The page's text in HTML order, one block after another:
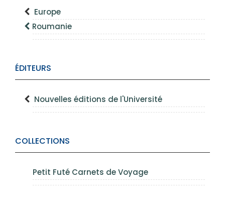
Europe
Roumanie
ÉDITEURS
Nouvelles éditions de l'Université
COLLECTIONS
Petit Futé Carnets de Voyage